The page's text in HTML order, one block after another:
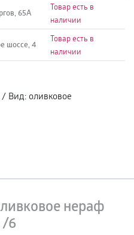
65А
Товар есть в
наличии
шоссе, 4
Товар есть в
наличии
/ Вид: оливковое
нераф
6